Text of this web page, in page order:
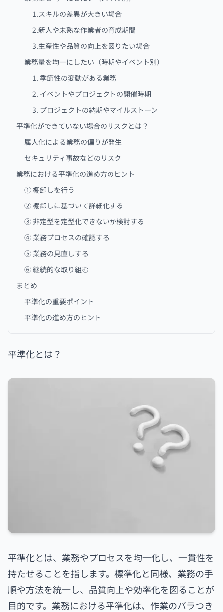
1.スキルの差異が大きい場合
2.新人や未熟な作業者の育成期間
3.生産性や品質の向上を図りたい場合
業務量を均一にしたい（時期やイベント別）
1. 季節性の変動がある業務
2. イベントやプロジェクトの開催時期
3. プロジェクトの納期やマイルストーン
平準化ができていない場合のリスクとは？
属人化による業務の偏りが発生
セキュリティ事故などのリスク
業務における平準化の進め方のヒント
① 棚卸しを行う
② 棚卸しに基づいて詳細化する
③ 非定型を定型化できないか検討する
④ 業務プロセスの確認する
⑤ 業務の見直しする
⑥ 継続的な取り組む
まとめ
平準化の重要ポイント
平準化の進め方のヒント
平準化とは？
平準化とは、業務やプロセスを均一化し、一貫性を
持たせることを指します。標準化と同様、業務の手
順や方法を統一し、品質向上や効率化を図ることが
目的です。業務における平準化は、作業のバラつき